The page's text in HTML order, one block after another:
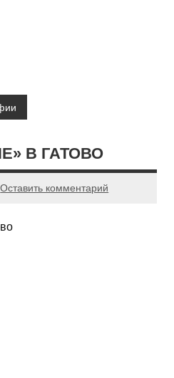
В ГАТОВО
Оставить комментарий